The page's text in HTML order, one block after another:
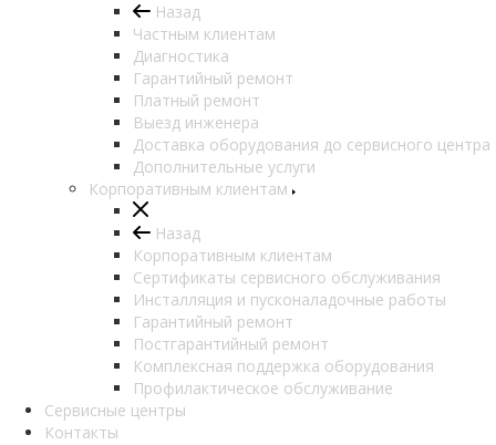
Назад
Частным клиентам
Диагностика
Гарантийный ремонт
Платный ремонт
Выезд инженера
Доставка оборудования до сервисного центра
Дополнительные услуги
Корпоративным клиентам
Назад
Корпоративным клиентам
Сертификаты сервисного обслуживания
Инсталляция и пусконаладочные работы
Гарантийный ремонт
Постгарантийный ремонт
Комплексная поддержка оборудования
Профилактическое обслуживание
Сервисные центры
Контакты